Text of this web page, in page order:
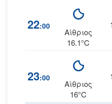
22:00
Αίθριος
16.1°C
23:00
Αίθριος
16°C